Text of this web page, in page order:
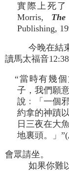
實際上死了
Morris,
Publishing,
今晚在結
讀馬太福音
“當時有幾
子，我們願
說﹕「一個
約拿的神蹟
日三夜在大
地裏頭。」”(
會眾請坐。
如果你難